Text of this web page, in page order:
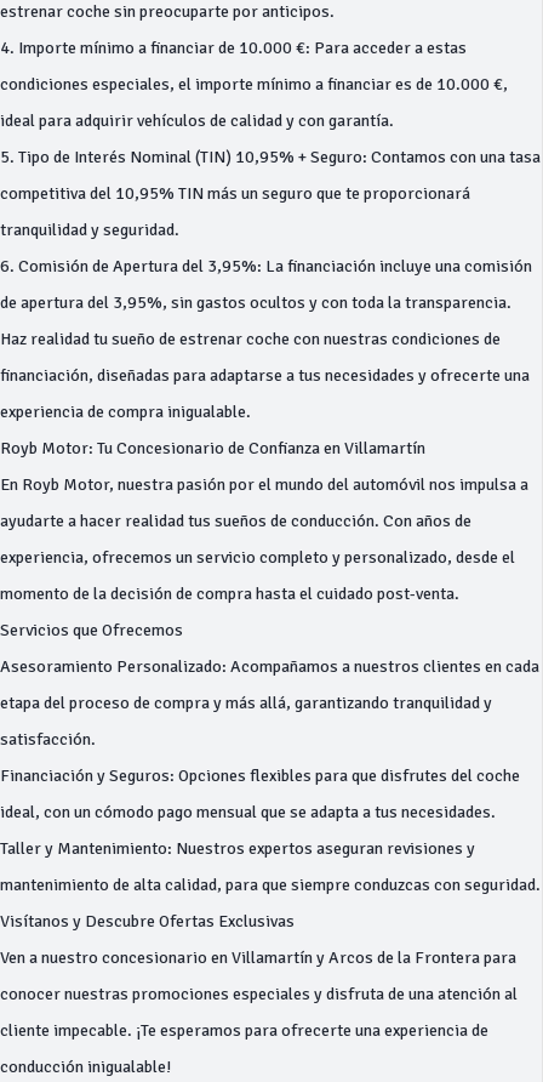
estrenar coche sin preocuparte por anticipos.
4. Importe mínimo a financiar de 10.000 €: Para acceder a estas
condiciones especiales, el importe mínimo a financiar es de 10.000 €,
ideal para adquirir vehículos de calidad y con garantía.
5. Tipo de Interés Nominal (TIN) 10,95% + Seguro: Contamos con una tasa
competitiva del 10,95% TIN más un seguro que te proporcionará
tranquilidad y seguridad.
6. Comisión de Apertura del 3,95%: La financiación incluye una comisión
de apertura del 3,95%, sin gastos ocultos y con toda la transparencia.
Haz realidad tu sueño de estrenar coche con nuestras condiciones de
financiación, diseñadas para adaptarse a tus necesidades y ofrecerte una
experiencia de compra inigualable.
Royb Motor: Tu Concesionario de Confianza en Villamartín
En Royb Motor, nuestra pasión por el mundo del automóvil nos impulsa a
ayudarte a hacer realidad tus sueños de conducción. Con años de
experiencia, ofrecemos un servicio completo y personalizado, desde el
momento de la decisión de compra hasta el cuidado post-venta.
Servicios que Ofrecemos
Asesoramiento Personalizado: Acompañamos a nuestros clientes en cada
etapa del proceso de compra y más allá, garantizando tranquilidad y
satisfacción.
Financiación y Seguros: Opciones flexibles para que disfrutes del coche
ideal, con un cómodo pago mensual que se adapta a tus necesidades.
Taller y Mantenimiento: Nuestros expertos aseguran revisiones y
mantenimiento de alta calidad, para que siempre conduzcas con seguridad.
Visítanos y Descubre Ofertas Exclusivas
Ven a nuestro concesionario en Villamartín y Arcos de la Frontera para
conocer nuestras promociones especiales y disfruta de una atención al
cliente impecable. ¡Te esperamos para ofrecerte una experiencia de
conducción inigualable!